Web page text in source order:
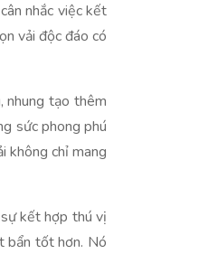
nhắc việc kết
vải độc đáo có
nhung tạo thêm
sức phong phú
không chỉ mang
kết hợp thú vị
bẩn tốt hơn. Nó